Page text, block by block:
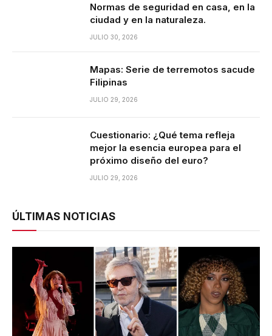
Normas de seguridad en casa, en la
ciudad y en la naturaleza.
JULIO 30, 2026
Mapas: Serie de terremotos sacude
Filipinas
JULIO 29, 2026
Cuestionario: ¿Qué tema refleja
mejor la esencia europea para el
próximo diseño del euro?
JULIO 29, 2026
ÚLTIMAS NOTICIAS